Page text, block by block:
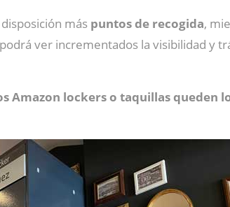
más puntos de recogida,
ver incrementados la visibilidad y
Amazon lockers o taquillas queden